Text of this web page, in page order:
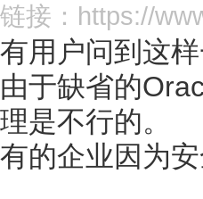
链接： https://
有用户问到这
由于缺省的
理是不行的。
有的企业因为